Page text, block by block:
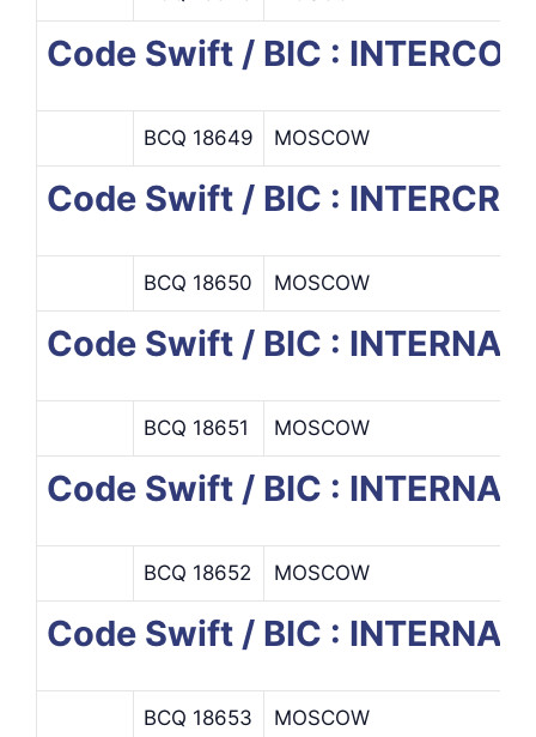
Code Swift / BIC :
BCQ 18649 MOSCOW
Code Swift / BIC :
BCQ 18650 MOSCOW
Code Swift / BIC :
BCQ 18651 MOSCOW
Code Swift / BIC :
BCQ 18652 MOSCOW
Code Swift / BIC :
BCQ 18653 MOSCOW